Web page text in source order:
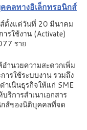
คลทางอิเล็กทรอนิกส์
ตั้งแต่วันที่ 20 มีนาคม
รใช้งาน (Activate)
ราย
ำนวยความสะดวกเพิ่ม
รใช้ระบบงาน รวมถึง
ำเนินธุรกิจให้แก่ SME
ริการสำเนาเอกสาร
ส์ของนิติบุคคลที่จด